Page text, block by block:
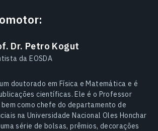
Dr. Petro Kogut
da EOSDA
doutorado em Física e Matemática e é
científicas. Ele é o Professor
como chefe do departamento de
na Universidade Nacional Oles Honchar
série de bolsas, prêmios, decorações